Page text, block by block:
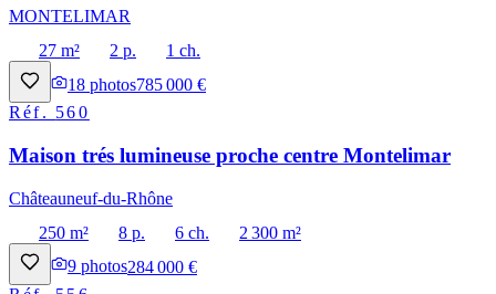
MONTELIMAR
27 m²
2 p.
1 ch.
18 photos785 000 €
Réf. 560
Maison trés lumineuse proche centre Montelimar
Châteauneuf-du-Rhône
250 m²
8 p. 6 ch.
2 300 m²
9 photos284 000 €